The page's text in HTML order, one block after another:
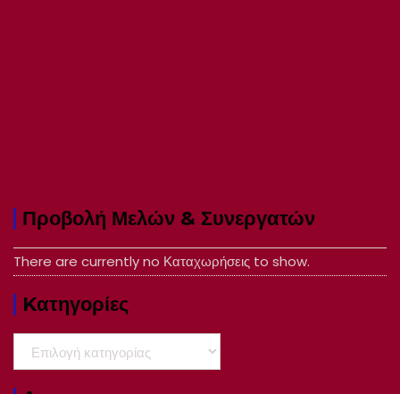
Προβολή Μελών & Συνεργατών
There are currently no Καταχωρήσεις to show.
Kατηγορίες